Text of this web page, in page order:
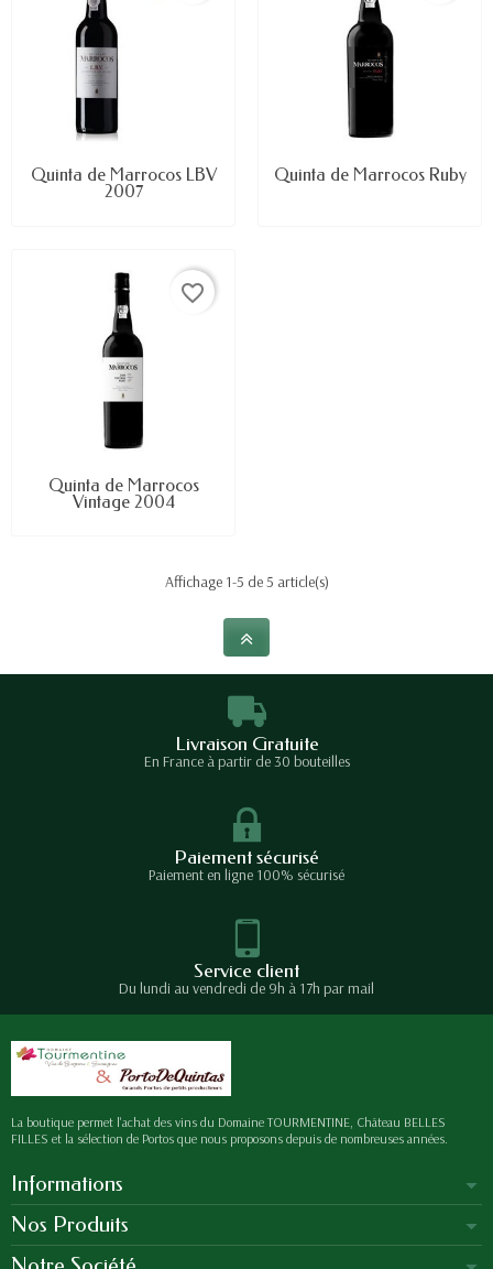
Quinta de Marrocos LBV
2007
Quinta de Marrocos Ruby
favorite_border
Quinta de Marrocos
Vintage 2004
Affichage 1-5 de 5 article(s)
Livraison Gratuite
En France à partir de 30 bouteilles
Paiement sécurisé
Paiement en ligne 100% sécurisé
Service client
Du lundi au vendredi de 9h à 17h par mail
La boutique permet l'achat des vins du Domaine TOURMENTINE, Château BELLES
FILLES et la sélection de Portos que nous proposons depuis de nombreuses années.
Informations
Nos Produits